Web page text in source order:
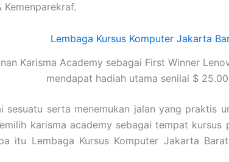
Kemenparekraf.
Karisma Academy sebagai First Winner
mendapat hadiah utama senilai $
serta menemukan jalan yang praktis
karisma academy sebagai tempat
itu Lembaga Kursus Komputer Jakarta